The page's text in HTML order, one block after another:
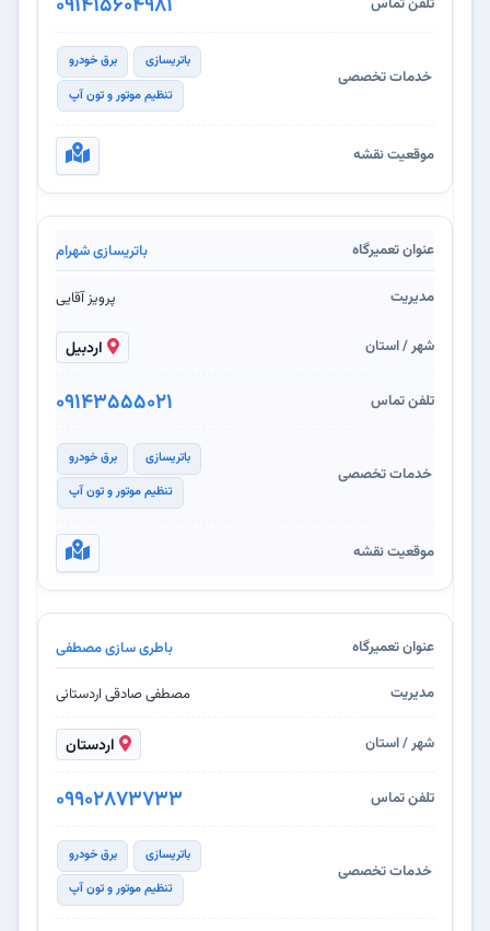
باتریسازی
برق خودرو
تنظیم موتور و تون آپ
باتریسازی شهرام
پرویز آقایی
اردبیل
09143555021
باتریسازی
برق خودرو
تنظیم موتور و تون آپ
باطری سازی مصطفی
مصطفی صادقی اردستانی
اردستان
09902873733
باتریسازی
برق خودرو
تنظیم موتور و تون آپ